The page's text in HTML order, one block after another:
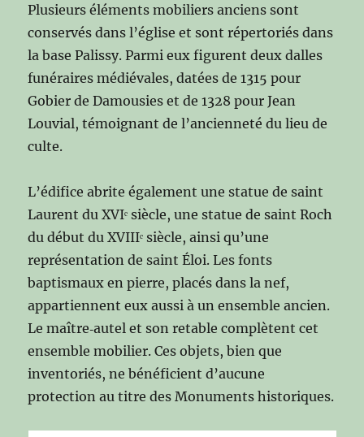
Plusieurs éléments mobiliers anciens sont
conservés dans l’église et sont répertoriés dans
la base Palissy. Parmi eux figurent deux dalles
funéraires médiévales, datées de 1315 pour
Gobier de Damousies et de 1328 pour Jean
Louvial, témoignant de l’ancienneté du lieu de
culte.
L’édifice abrite également une statue de saint
Laurent du XVIᵉ siècle, une statue de saint Roch
du début du XVIIIᵉ siècle, ainsi qu’une
représentation de saint Éloi. Les fonts
baptismaux en pierre, placés dans la nef,
appartiennent eux aussi à un ensemble ancien.
Le maître‑autel et son retable complètent cet
ensemble mobilier. Ces objets, bien que
inventoriés, ne bénéficient d’aucune
protection au titre des Monuments historiques.